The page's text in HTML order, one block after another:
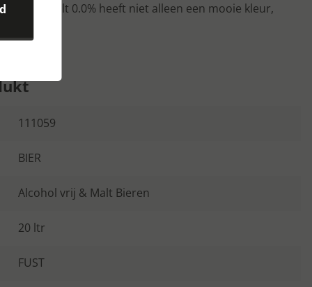
Malt 0.0% heeft niet alleen een mooie kleur,
111059
BIER
Alcohol vrij & Malt Bieren
20 ltr
FUST